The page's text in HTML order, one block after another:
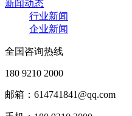
新闻动态
行业新闻
企业新闻
全国咨询热线
180 9210 2000
邮箱：614741841@qq.com‬